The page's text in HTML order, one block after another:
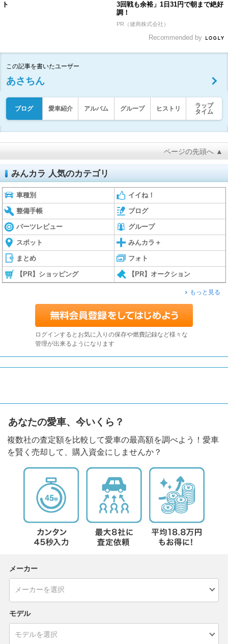
ト
3回戦も余裕」1日31円で朝まで絶好
調！
PR（健商株式会社）
Recommended by
この記事を書いたユーザー
あさちん
ブログ 愛車紹介 アルバム グループ ヒストリ
ラップ
タイム
ページの先頭へ ▲
みんカラ 人気のカテゴリ
車種別 イイね！
整備手帳 ブログ
パーツレビュー グループ
スポット みんカラ＋
まとめ フォト
【PR】ショッピング 【PR】オークション
もっと見る
ログインするとお気に入りの保存や燃費記録など様々な
管理が出来るようになります
あなたの愛車、今いくら？
複数社の査定額を比較して愛車の最高額を調べよう！愛車
を賢く売却して、購入資金にしませんか？
メーカー
モデル